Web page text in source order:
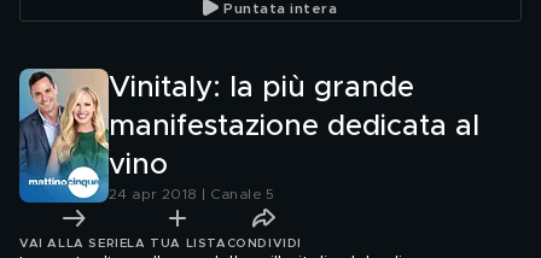
Puntata intera
Vinitaly: la più grande
manifestazione dedicata al
vino
24 apr 2018 | Canale 5
VAI ALLA SERIE LA TUA LISTA CONDIVIDI